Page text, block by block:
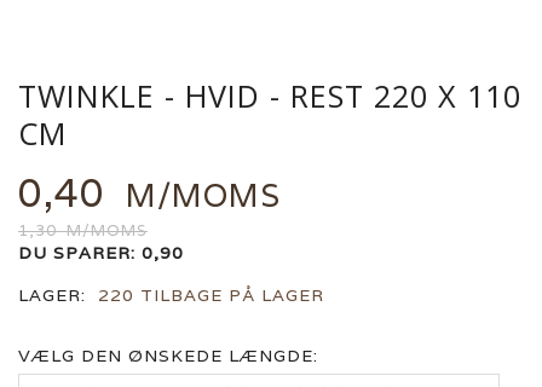
TWINKLE - HVID - REST 220 X 110
CM
0,40 M/MOMS
1,30M/MOMS
DU SPARER: 0,90
LAGER:
220 TILBAGE PÅ LAGER
VÆLG DEN ØNSKEDE LÆNGDE: